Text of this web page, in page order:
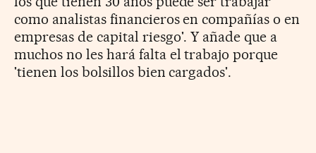
como analistas financieros en compañías o en
empresas de capital riesgo'. Y añade que a
muchos no les hará falta el trabajo porque
'tienen los bolsillos bien cargados'.